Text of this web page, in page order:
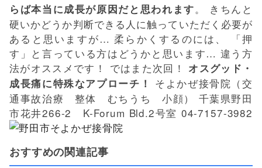
らば本当に成長が原因だと思われます。 きちんと
硬いかどうか判断できる人に触っていただく必要が
あると思いますが… 柔らかくするのには、 「押
す」と言っている方はどうかと思います… 違う方
法がオススメです！ ではまた次回！ オスグッド・
成長痛に特殊なアプローチ！
そよかぜ接骨院（交
通事故治療 整体 むちうち 小顔） 千葉県野田
市花井266-2 K-Forum Bld.2号室 04-7157-3982
おすすめの関連記事